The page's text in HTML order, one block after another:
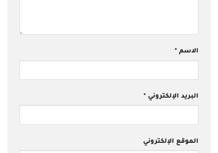
الاسم *
البريد الإلكتروني *
الموقع الإلكتروني